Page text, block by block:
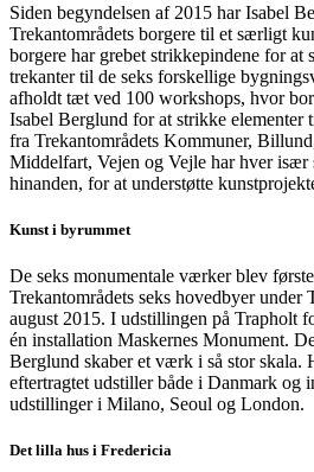
Siden begyndelsen af 2015 har Isabel
Trekantområdets borgere til et særligt
borgere har grebet strikkepindene for at
trekanter til de seks forskellige
afholdt tæt ved 100 workshops, hvor
Isabel Berglund for at strikke
fra Trekantområdets Kommuner,
Middelfart, Vejen og Vejle har hver
hinanden, for at understøtte
Kunst i byrummet
De seks monumentale værker blev
Trekantområdets seks hovedbyer under
august 2015. I udstillingen på Trapholt
én installation Maskernes Monument.
Berglund skaber et værk i så stor skala.
eftertragtet udstiller både i Danmark og
udstillinger i Milano, Seoul og London.
Det lilla hus i Fredericia